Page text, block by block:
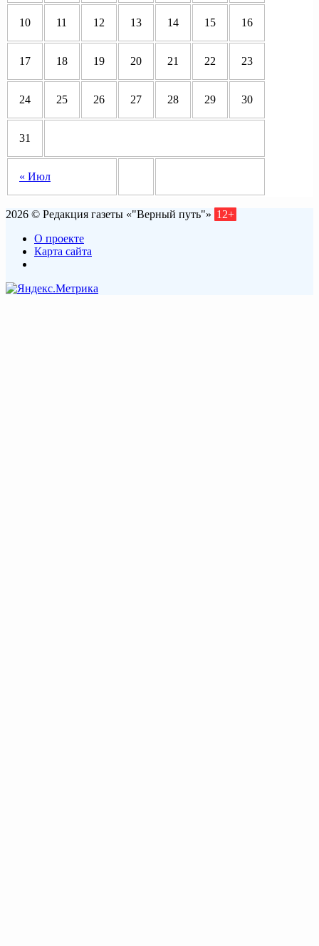
« Июл
10 11 12 13 14 15 16
17 18 19 20 21 22 23
24 25 26 27 28 29 30
31
2026 © Редакция газеты «"Верный путь"» 12+
О проекте
Карта сайта